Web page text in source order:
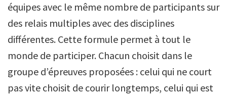
équipes avec le même nombre de participants sur
des relais multiples avec des disciplines
différentes. Cette formule permet à tout le
monde de participer. Chacun choisit dans le
groupe d’épreuves proposées : celui qui ne court
pas vite choisit de courir longtemps, celui qui est